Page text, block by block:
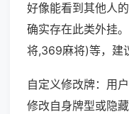
好像能看到其他人
确实存在此类外挂
将,369麻将)等，建
自定义修改牌：用
修改自身牌型或隐